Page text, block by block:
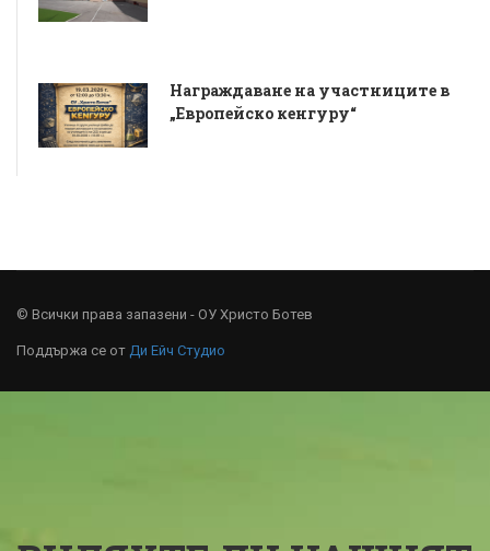
Награждаване на участниците в
„Европейско кенгуру“
© Всички права запазени - ОУ Христо Ботев
Поддържа се от Ди Ейч Студио